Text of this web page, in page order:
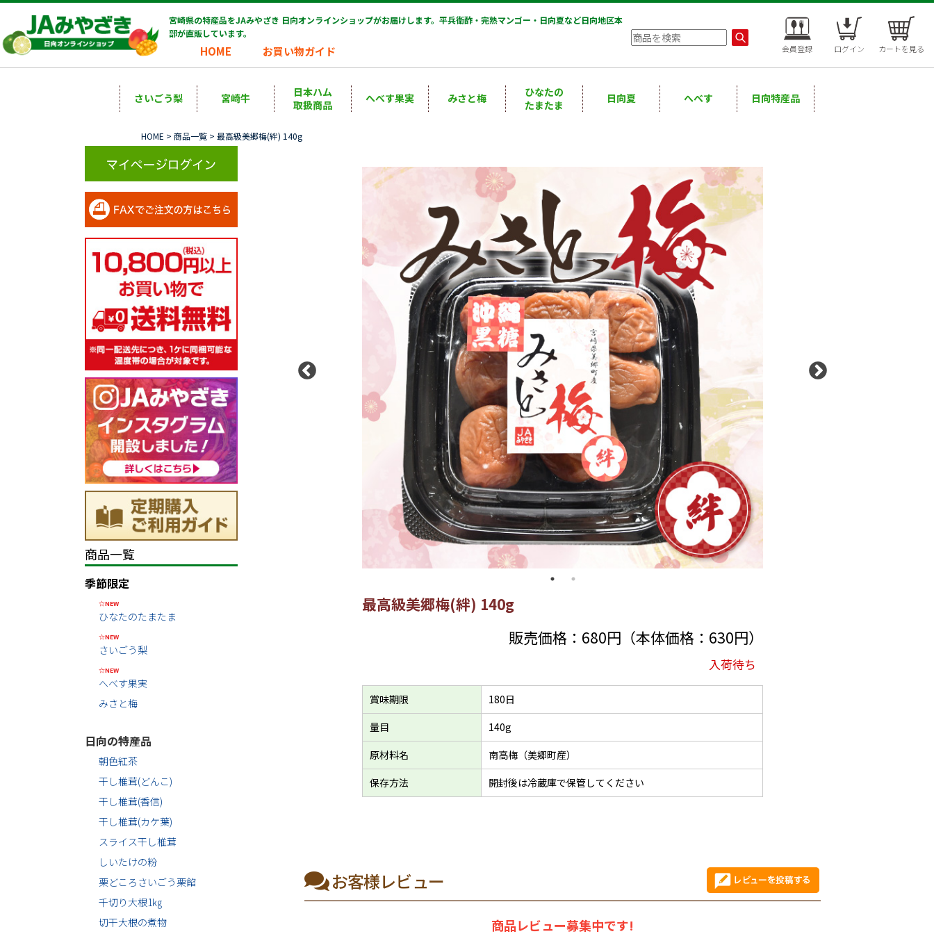
宮崎県の特産品をJAみやざき 日向オンラインショップがお届けします。平兵衛酢・完熟マンゴー・日向夏など日向地区本
部が直販しています。
HOME お買い物ガイド 会員登録 ログイン カートを見る
さいごう梨 宮崎牛
日本ハム
取扱商品
へべす果実 みさと梅
ひなたの
たまたま
日向夏 へべす 日向特産品
HOME >商品一覧 > 最高級美郷梅(絆) 140g
商品一覧
季節限定
☆NEW
ひなたのたまたま
☆NEW
さいごう梨
☆NEW
へべす果実
みさと梅
日向の特産品
朝色紅茶
干し椎茸(どんこ)
干し椎茸(香信)
干し椎茸(カケ葉)
スライス干し椎茸
しいたけの粉
栗どころさいごう栗餡
千切り大根1㎏
切干大根の煮物
最高級美郷梅(絆) 140g
販売価格： 680円（本体価格：630円）
入荷待ち
賞味期限
180日
量目
140g
原材料名
南高梅（美郷町産）
保存方法
開封後は冷蔵庫で保管してください
お客様レビュー
商品レビュー募集中です!